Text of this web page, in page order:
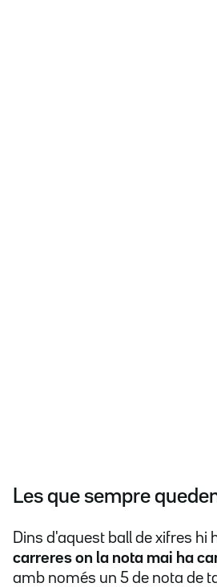
Les que sempre
Dins d'aquest ball de xifres hi
carreres on la nota mai ha
amb només un 5 de nota de